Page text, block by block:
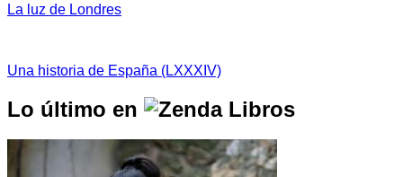
La luz de Londres
Una historia de España (LXXXIV)
Lo último en